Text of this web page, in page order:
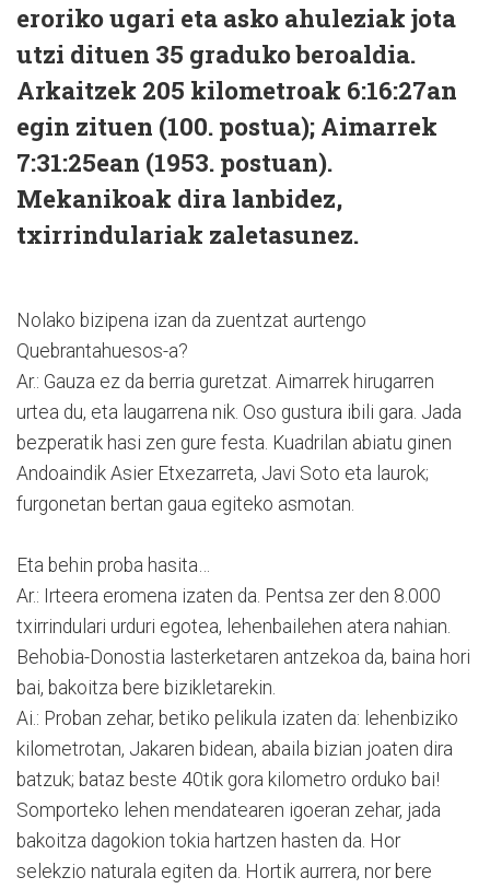
eroriko ugari eta asko ahuleziak jota
utzi dituen 35 graduko beroaldia.
Arkaitzek 205 kilometroak 6:16:27an
egin zituen (100. postua); Aimarrek
7:31:25ean (1953. postuan).
Mekanikoak dira lanbidez,
txirrindulariak zaletasunez.
Nolako bizipena izan da zuentzat aurtengo
Quebrantahuesos-a?
Ar.: Gauza ez da berria guretzat. Aimarrek hirugarren
urtea du, eta laugarrena nik. Oso gustura ibili gara. Jada
bezperatik hasi zen gure festa. Kuadrilan abiatu ginen
Andoaindik Asier Etxezarreta, Javi Soto eta laurok;
furgonetan bertan gaua egiteko asmotan.
Eta behin proba hasita…
Ar.: Irteera eromena izaten da. Pentsa zer den 8.000
txirrindulari urduri egotea, lehenbailehen atera nahian.
Behobia-Donostia lasterketaren antzekoa da, baina hori
bai, bakoitza bere bizikletarekin.
Ai.: Proban zehar, betiko pelikula izaten da: lehenbiziko
kilometrotan, Jakaren bidean, abaila bizian joaten dira
batzuk; bataz beste 40tik gora kilometro orduko bai!
Somporteko lehen mendatearen igoeran zehar, jada
bakoitza dagokion tokia hartzen hasten da. Hor
selekzio naturala egiten da. Hortik aurrera, nor bere